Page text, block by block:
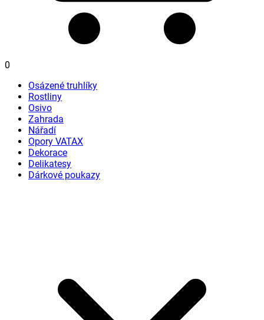
0
Osázené truhlíky
Rostliny
Osivo
Zahrada
Nářadí
Opory VATAX
Dekorace
Delikatesy
Dárkové poukazy